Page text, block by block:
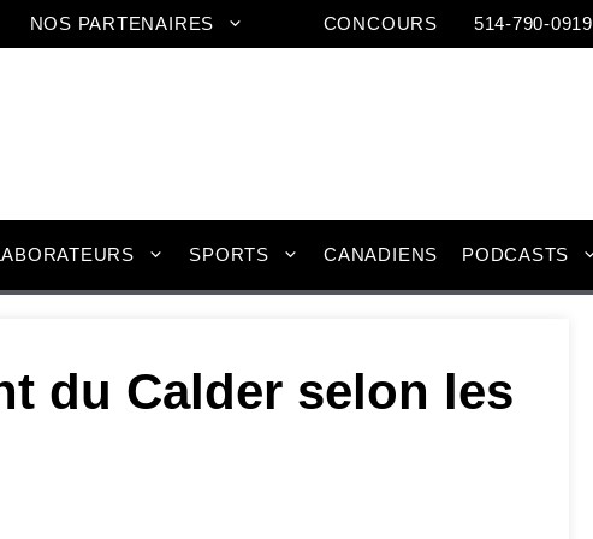
NOS PARTENAIRES CONCOURS 514-790-0919
SPORTS CANADIENS PODCASTS
du Calder selon les